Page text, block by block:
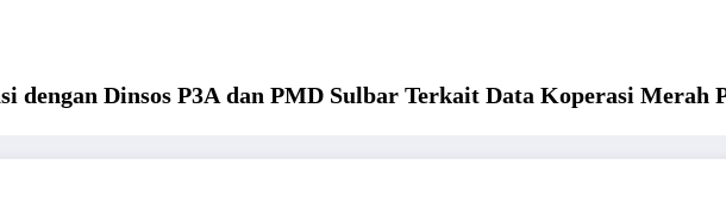
dengan Dinsos P3A dan PMD Sulbar Terkait Data Koperasi Merah